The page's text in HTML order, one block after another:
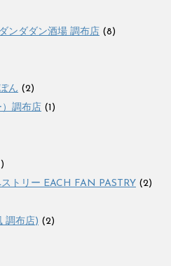
ンダダン酒場 調布店 (8)
ん (2)
調布店 (1)
トリー EACH FAN PASTRY (2)
調布店) (2)